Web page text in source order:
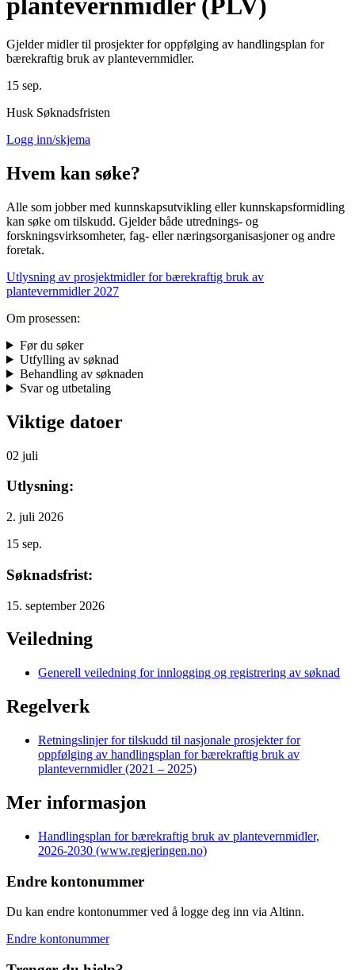
Gjelder midler til prosjekter for oppfølging av handlingsplan for
bærekraftig bruk av plantevernmidler.
15 sep.
Husk Søknadsfristen
Logg inn/skjema
Hvem kan søke?
Alle som jobber med kunnskapsutvikling eller kunnskapsformidling
kan søke om tilskudd. Gjelder både utrednings- og
forskningsvirksomheter, fag- eller næringsorganisasjoner og andre
foretak.
Utlysning av prosjektmidler for bærekraftig bruk av
plantevernmidler 2027
Om prosessen:
Før du søker
Utfylling av søknad
Behandling av søknaden
Svar og utbetaling
Viktige datoer
02 juli
Utlysning:
2. juli 2026
15 sep.
Søknadsfrist:
15. september 2026
Veiledning
Generell veiledning for innlogging og registrering av søknad
Regelverk
Retningslinjer for tilskudd til nasjonale prosjekter for
oppfølging av handlingsplan for bærekraftig bruk av
plantevernmidler (2021 – 2025)
Mer informasjon
Handlingsplan for bærekraftig bruk av plantevernmidler,
2026-2030 (www.regjeringen.no)
Endre kontonummer
Du kan endre kontonummer ved å logge deg inn via Altinn.
Endre kontonummer